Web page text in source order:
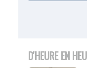
D'HEURE EN